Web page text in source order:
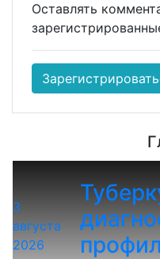
Оставлять
3
августа
2026